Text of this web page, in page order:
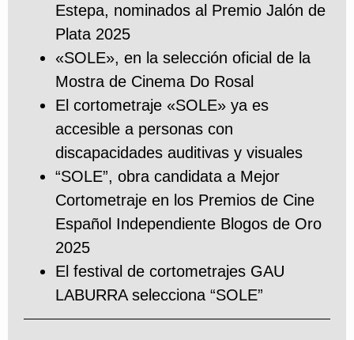
Estepa, nominados al Premio Jalón de
Plata 2025
«SOLE», en la selección oficial de la
Mostra de Cinema Do Rosal
El cortometraje «SOLE» ya es
accesible a personas con
discapacidades auditivas y visuales
“SOLE”, obra candidata a Mejor
Cortometraje en los Premios de Cine
Español Independiente Blogos de Oro
2025
El festival de cortometrajes GAU
LABURRA selecciona “SOLE”